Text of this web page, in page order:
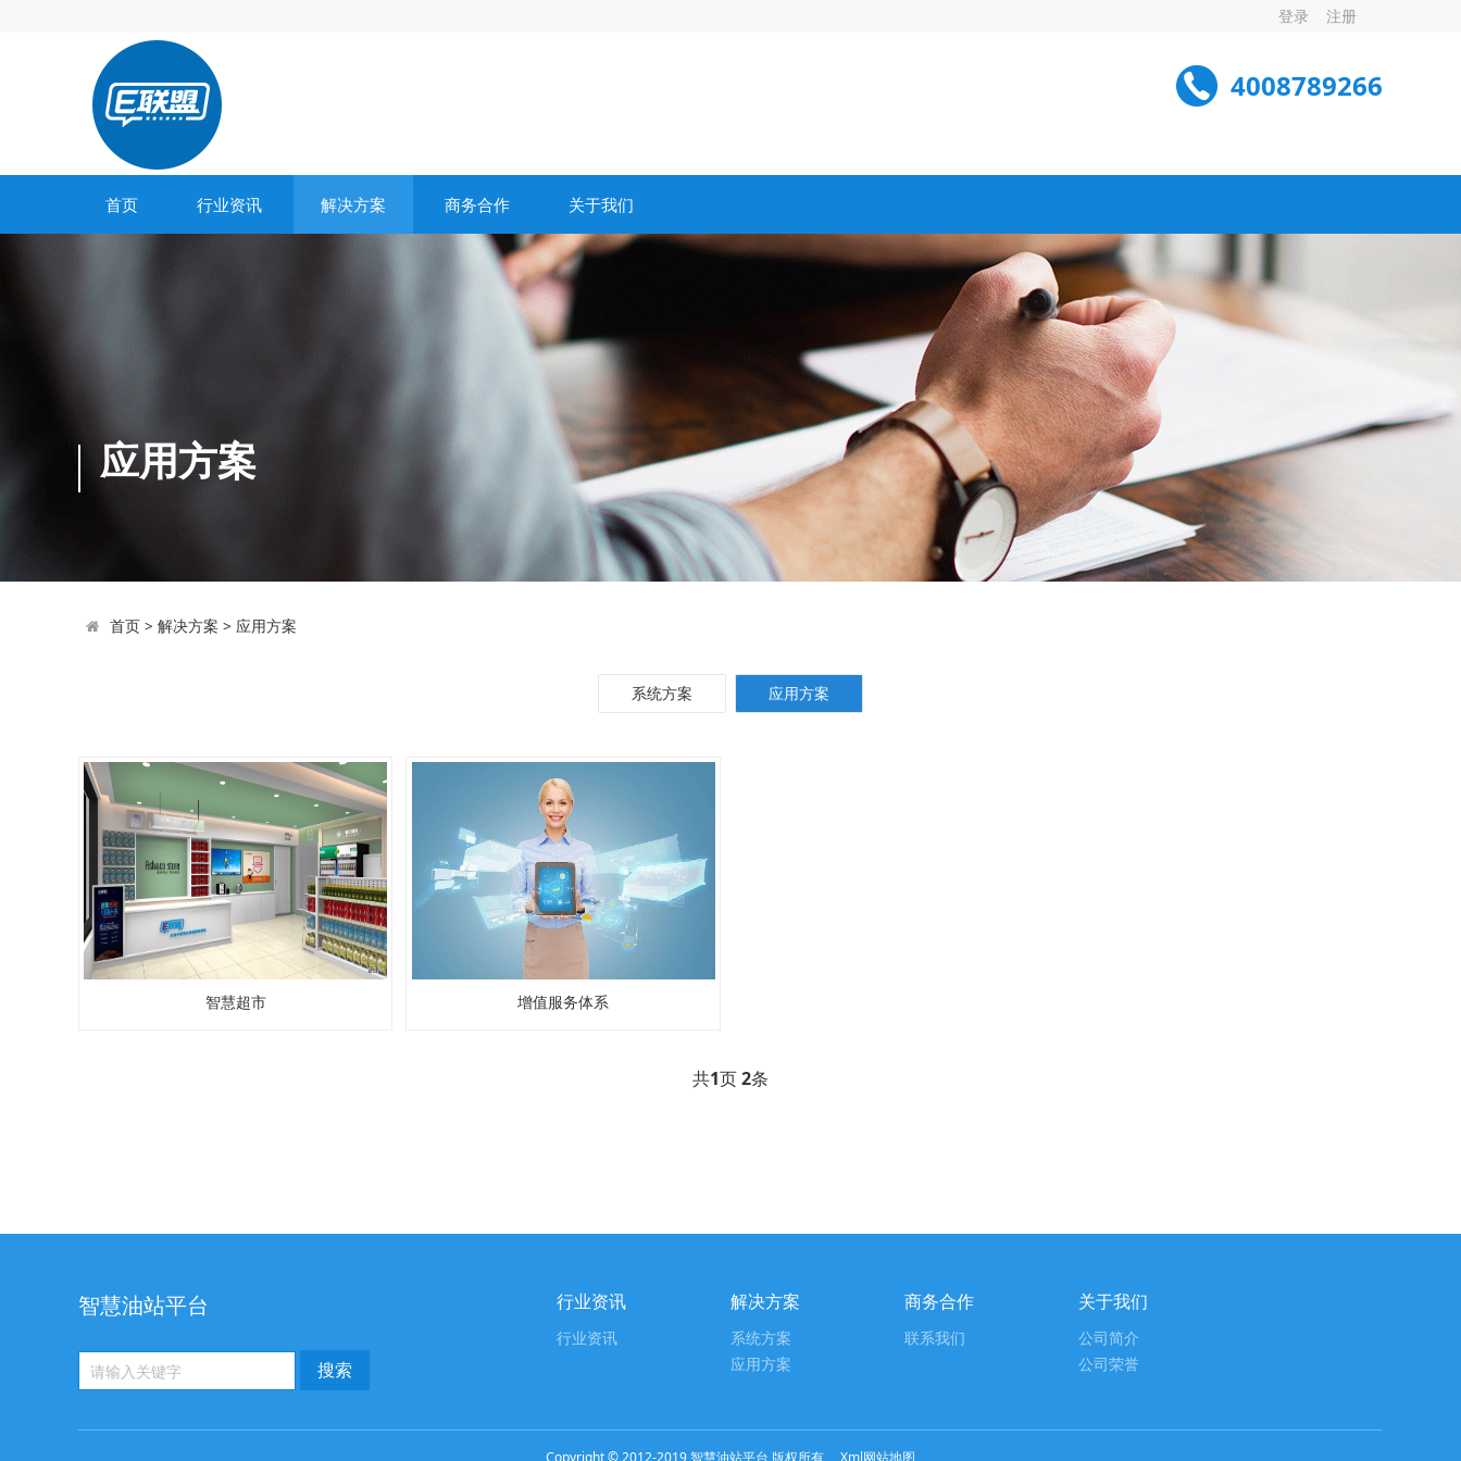
登录 注册
4008789266
首页 行业资讯 解决方案 商务合作 关于我们
应用方案
首页> 解决方案 > 应用方案
系统方案 应用方案
智慧超市 增值服务体系
共1页2条
智慧油站平台 行业资讯
行业资讯
解决方案
系统方案
应用方案
商务合作
联系我们
关于我们
公司简介
公司荣誉
Copyright © 2012-2019 智慧油站平台 版权所有 Xml网站地图